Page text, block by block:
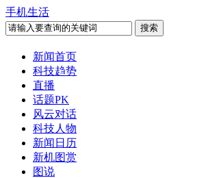
手机生活
新闻首页
科技趋势
直播
话题PK
风云对话
科技人物
新闻日历
新机图赏
图说